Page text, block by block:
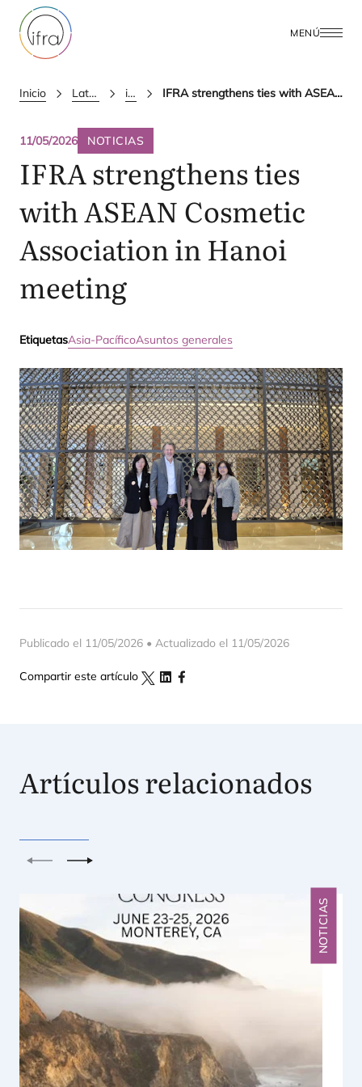
MENÚ
Inicio Latest Updates ifra news IFRA strengthens ties with ASEAN Cosmetic Association in Hanoi meeting
11/05/2026 NOTICIAS
IFRAstrengthens ties
withASEAN Cosmetic
Association in Hanoi
meeting
EtiquetasAsia-PacíficoAsuntos generales
Publicado el 11/05/2026 • Actualizado el 11/05/2026
Compartir este artículo
Artículos relacionados
AnteriorSiguiente
NOTICIAS